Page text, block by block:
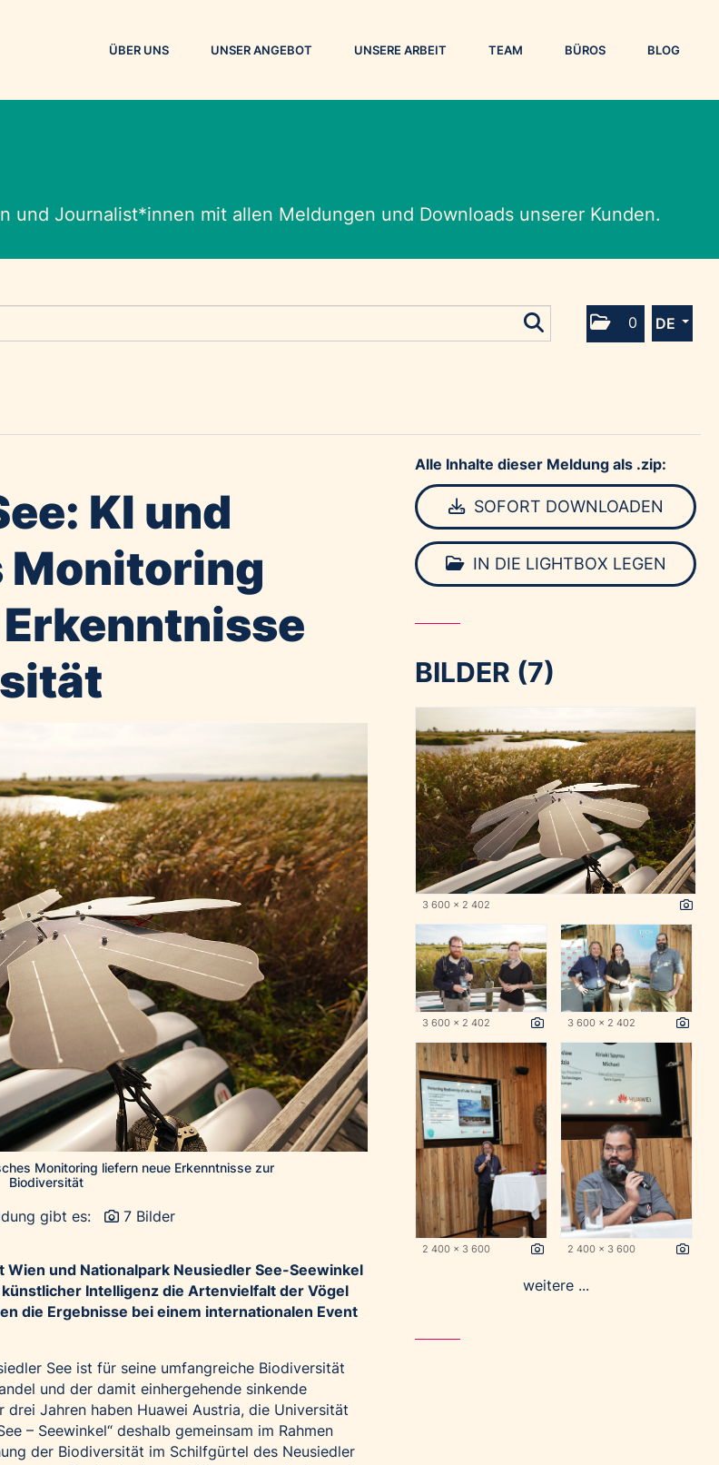
ÜBER UNS UNSER ANGEBOT UNSERE ARBEIT TEAM BÜROS BLOG
Journalist*innen mit allen Meldungen und Downloads unserer Kunden.
0 DE
KI und
Monitoring
Monitoring liefern neue Erkenntnisse zur
Biodiversität
gibt es: 7 Bilder
und Nationalpark Neusiedler See-Seewinkel
Intelligenz die Artenvielfalt der Vögel
die Ergebnisse bei einem internationalen Event
See ist für seine umfangreiche Biodiversität
und der damit einhergehende sinkende
drei Jahren haben Huawei Austria, die Universität
– Seewinkel“ deshalb gemeinsam im Rahmen
der Biodiversität im Schilfgürtel des Neusiedler
Alle Inhalte dieser Meldung als .zip:
SOFORT DOWNLOADEN
IN DIE LIGHTBOX LEGEN
BILDER (7)
3 600 x 2 402
3 600 x 2 402 3 600 x 2 402
2 400 x 3 600 2 400 x 3 600
weitere ...